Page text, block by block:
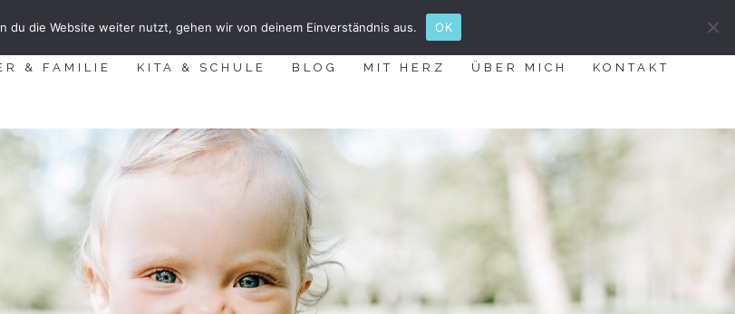
& FAMILIE KITA & SCHULE BLOG MIT HERZ ÜBER MICH KONTAKT
du die Website weiter nutzt, gehen wir von deinem Einverständnis aus. OK